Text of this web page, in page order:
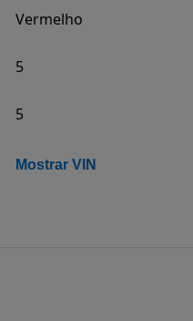
Vermelho
5
5
Mostrar VIN